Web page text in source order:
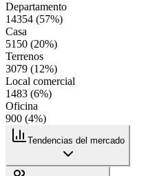
Departamento
14354 (57%)
Casa
5150 (20%)
Terrenos
3079 (12%)
Local comercial
1483 (6%)
Oficina
900 (4%)
Tendencias del mercado